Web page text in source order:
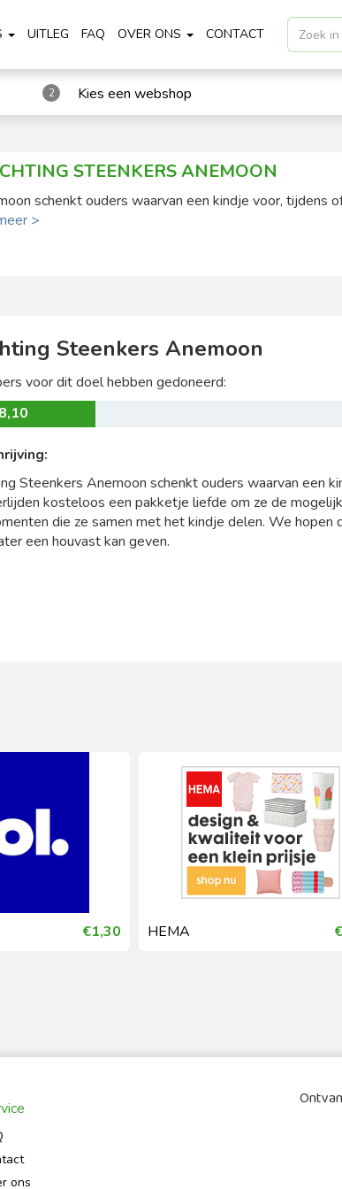
UITLEG FAQ OVER ONS CONTACT
2 Kies een webshop
STEENKERS ANEMOON
schenkt ouders waarvan een kindje voor, tijdens
>
Steenkers Anemoon
voor dit doel hebben gedoneerd:
Steenkers Anemoon schenkt ouders waarvan een
kosteloos een pakketje liefde om ze de
die ze samen met het kindje delen. We hopen
een houvast kan geven.
€1,30 HEMA
ons